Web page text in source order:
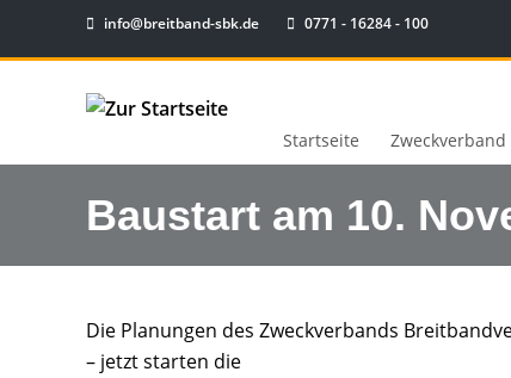
info@breitband-sbk.de 0771 - 16284 - 100
Startseite Zweckverband
Baustart am 10.
Die Planungen des Zweckverbands
– jetzt starten die